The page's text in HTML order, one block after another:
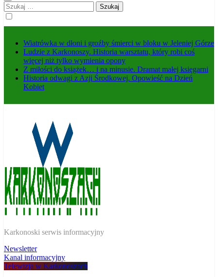
Szukaj:
Wiatrówka w dłoni i groźby śmierci w bloku w Jeleniej Górze
Ludzie z Karkonoszy. Historia warsztatu, który robi coś
więcej niż tylko wymienia opony
Z miłości do książek… i na minusie. Dramat małej księgarni
Historia odwagi z Azji Środkowej. Opowieść na Dzień
Kobiet
W Karkonoszach
Karkonoski serwis informacyjny
Newsletter
Kanal informacyjny
Telewizja w Karkonoszach